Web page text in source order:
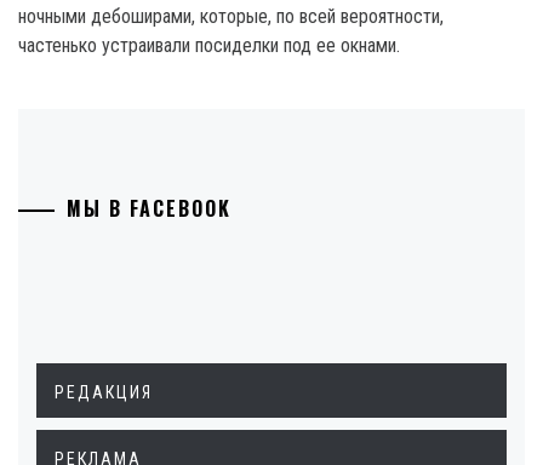
ночными дебоширами, которые, по всей вероятности,
частенько устраивали посиделки под ее окнами.
МЫ В FACEBOOK
РЕДАКЦИЯ
РЕКЛАМА